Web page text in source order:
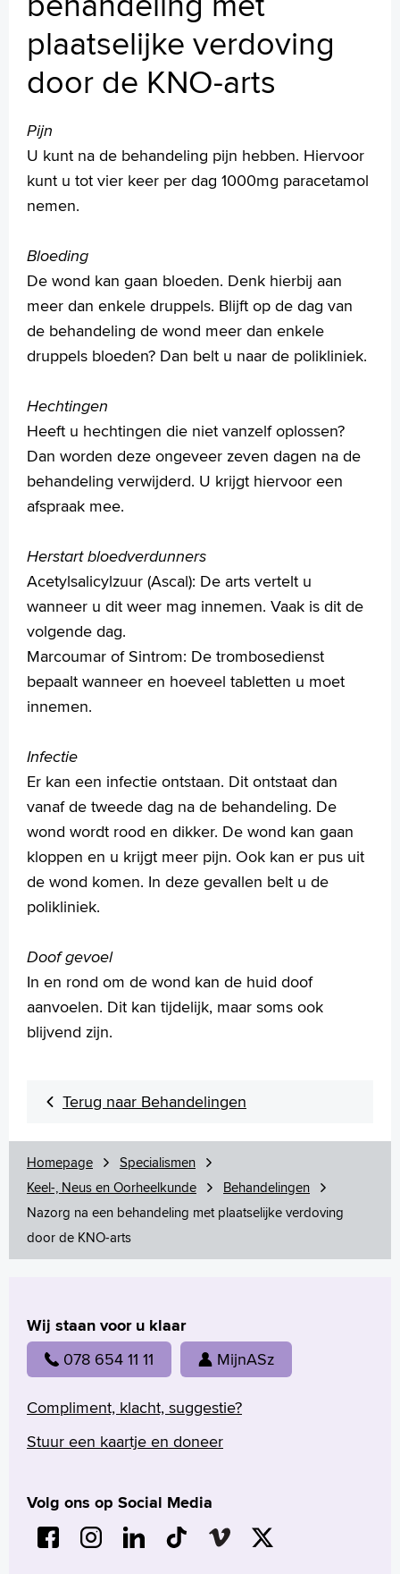
Injectie in het middenoor bij plotseling gehoorverlies
Injectie in het middenoor met corticosteroïden bij
duizeligheid
Keelamandelen verwijderen
Middenoorinspectie en ketenreconstructie (operatie aan de
door de KNO-arts
Neusamandelen verwijderen
Neusvleugeloperatie
Oefeningen bij duizeligheid: Brandt Daroff
Oorschelpcorrectie
Operatie aan een halscyste
Stembandoperatie
Stijgbeugel operatie (stapedotomie)
Traanwegoperatie of dacryocystorhinostomie (DCR)
Verwijderen (oor)speekselklier
Verwijden van de gehoorgang onder lokale verdoving
Wachttijden
Folders
Homepage
Praktische informatie
Specialismen
Werken en leren
Medewerkers
+
Voorleesfunctie
Language
Zoeken
English
Français
Arabisch
plaatselijke verdoving
door de KNO-arts
Pijn
U kunt na de behandeling pijn hebben. Hiervoor
kunt u tot vier keer per dag 1000mg paracetamol
nemen.
Bloeding
De wond kan gaan bloeden. Denk hierbij aan
meer dan enkele druppels. Blijft op de dag van
de behandeling de wond meer dan enkele
druppels bloeden? Dan belt u naar de polikliniek.
Hechtingen
Heeft u hechtingen die niet vanzelf oplossen?
Dan worden deze ongeveer zeven dagen na de
behandeling verwijderd. U krijgt hiervoor een
afspraak mee.
Herstart bloedverdunners
Acetylsalicylzuur (Ascal): De arts vertelt u
wanneer u dit weer mag innemen. Vaak is dit de
volgende dag.
Marcoumar of Sintrom: De trombosedienst
bepaalt wanneer en hoeveel tabletten u moet
innemen.
Infectie
Er kan een infectie ontstaan. Dit ontstaat dan
vanaf de tweede dag na de behandeling. De
wond wordt rood en dikker. De wond kan gaan
kloppen en u krijgt meer pijn. Ook kan er pus uit
de wond komen. In deze gevallen belt u de
polikliniek.
Doof gevoel
In en rond om de wond kan de huid doof
aanvoelen. Dit kan tijdelijk, maar soms ook
blijvend zijn.
Terug naar Behandelingen
Homepage
Specialismen
Keel-, Neus en Oorheelkunde
Behandelingen
Nazorg na een behandeling met plaatselijke verdoving
door de KNO-arts
Wij staan voor u klaar
078 654 11 11 MijnASz
Compliment, klacht, suggestie?
Stuur een kaartje en doneer
Volg ons op Social Media